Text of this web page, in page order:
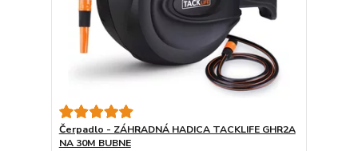
Čerpadlo - ZÁHRADNÁ HADICA TACKLIFE GHR2A
NA 30M BUBNE